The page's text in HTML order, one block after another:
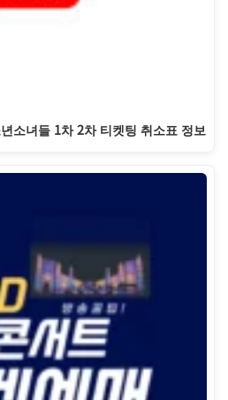
소녀들 1차 2차 티켓팅 취소표 정보